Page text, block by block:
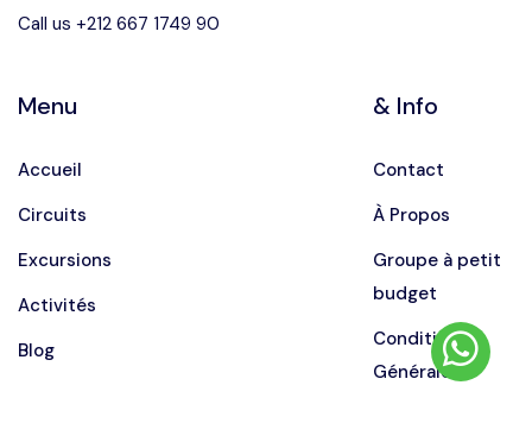
Call us +212 667 1749 90
Menu
Accueil
Circuits
Excursions
Activités
Blog
& Info
Contact
À Propos
Groupe à petit
budget
Conditions
Générales